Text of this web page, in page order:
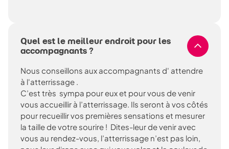
Quel est le meilleur endroit pour les
accompagnants ?
Nous conseillons aux accompagnants d' attendre
à l'atterrissage .
C’est très sympa pour eux et pour vous de venir
vous accueillir à l’atterrissage. Ils seront à vos côtés
pour recueillir vos premières sensations et mesurer
la taille de votre sourire ! Dites-leur de venir avec
vous au rendez-vous, l’atterrissage n’est pas loin,